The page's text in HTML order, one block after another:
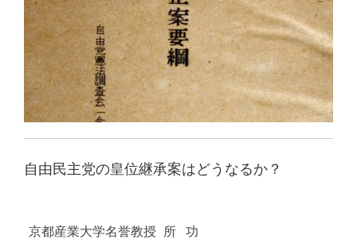
自由民主党の皇位継承案はどうなるか？
京都産業大学名誉教授 所 功